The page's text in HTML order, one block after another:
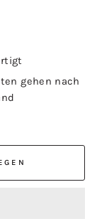
gehen nach